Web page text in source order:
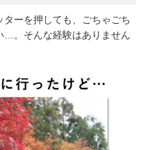
ターを押しても、ごちゃごち
…。そんな経験はありません